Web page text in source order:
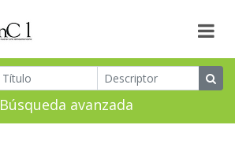
Búsqueda avanzada